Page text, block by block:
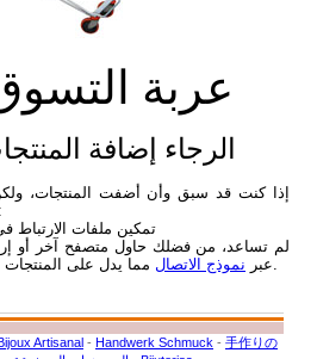
عربة
الرجاء إضافة
إذا كنت قد سبق وأن أضفت المنتجات،
تزال تظهر، من فضلك:
تمكين ملفات الارتباط
عبر نموذج الاتصال مما يدل على المنتجات التي ترغب في شرائها.
Artisanal - Handwerk Schmuck - 手作りの